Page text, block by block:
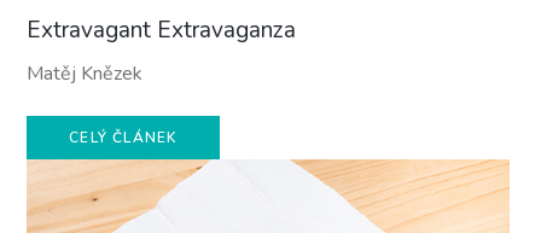
Extravagant Extravaganza
Matěj Knězek
CELÝ ČLÁNEK